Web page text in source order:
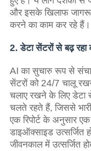
और इसके खिलाफ
करने का काम कर रहे हैं।
2. डेटा सेंटरों से बढ़ रहा
AI का सुचारु रूप से
सेंटरों को 24/7 चालू
चलाए रखने के लिए डेटा
चलते रहते हैं, जिससे भारी
एक रिपोर्ट के अनुसार
डाइऑक्साइड उत्सर्जित
जीवनकाल में उत्सर्जित